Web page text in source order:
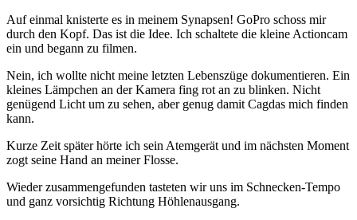
Auf einmal knisterte es in meinem Synapsen! GoPro schoss mir
durch den Kopf. Das ist die Idee. Ich schaltete die kleine Actioncam
ein und begann zu filmen.
Nein, ich wollte nicht meine letzten Lebenszüge dokumentieren. Ein
kleines Lämpchen an der Kamera fing rot an zu blinken. Nicht
genügend Licht um zu sehen, aber genug damit Cagdas mich finden
kann.
Kurze Zeit später hörte ich sein Atemgerät und im nächsten Moment
zogt seine Hand an meiner Flosse.
Wieder zusammengefunden tasteten wir uns im Schnecken-Tempo
und ganz vorsichtig Richtung Höhlenausgang.